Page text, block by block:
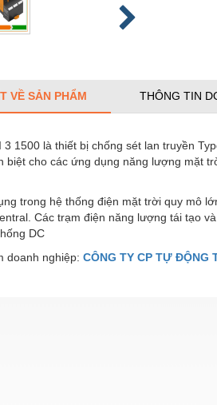
VỀ SẢN PHẨM THÔNG TIN
3 1500 là thiết bị chống sét lan truyền
biệt cho các ứng dụng năng lượng mặt
trong hệ thống điện mặt trời quy mô
Các trạm điện năng lượng tái tạo
DC
doanh nghiệp: CÔNG TY CP TỰ ĐỘNG